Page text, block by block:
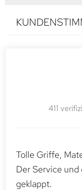
411
Tolle Griffe,
Der Service
geklappt.